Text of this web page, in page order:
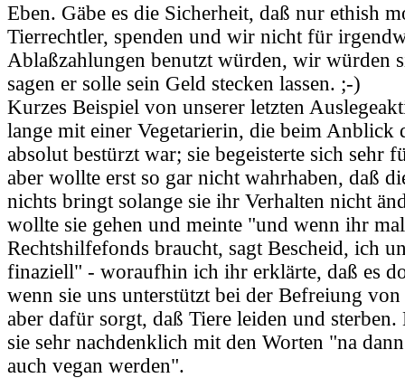
Eben. Gäbe es die Sicherheit, daß nur ethish
Tierrechtler, spenden und wir nicht für
Ablaßzahlungen benutzt würden, wir würden
sagen er solle sein Geld stecken lassen. ;-)
Kurzes Beispiel von unserer letzten
lange mit einer Vegetarierin, die beim Anblick
absolut bestürzt war; sie begeisterte sich sehr
aber wollte erst so gar nicht wahrhaben, daß
nichts bringt solange sie ihr Verhalten nicht
wollte sie gehen und meinte "und wenn ihr
Rechtshilfefonds braucht, sagt Bescheid, ich
finaziell" - woraufhin ich ihr erklärte, daß es
wenn sie uns unterstützt bei der Befreiung
aber dafür sorgt, daß Tiere leiden und sterben.
sie sehr nachdenklich mit den Worten "na
auch vegan werden".